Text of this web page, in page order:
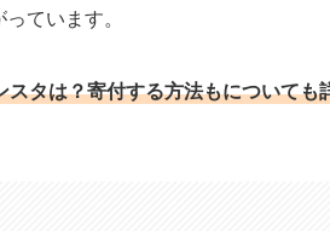
ています。
タは？寄付する方法もについても